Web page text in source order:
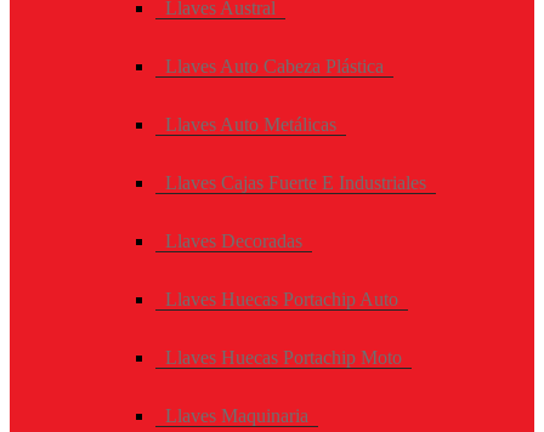
Llaves Austral
Llaves Auto Cabeza Plástica
Llaves Auto Metálicas
Llaves Cajas Fuerte E Industriales
Llaves Decoradas
Llaves Huecas Portachip Auto
Llaves Huecas Portachip Moto
Llaves Maquinaria